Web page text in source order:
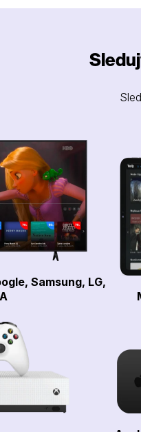
Samsung, LG,